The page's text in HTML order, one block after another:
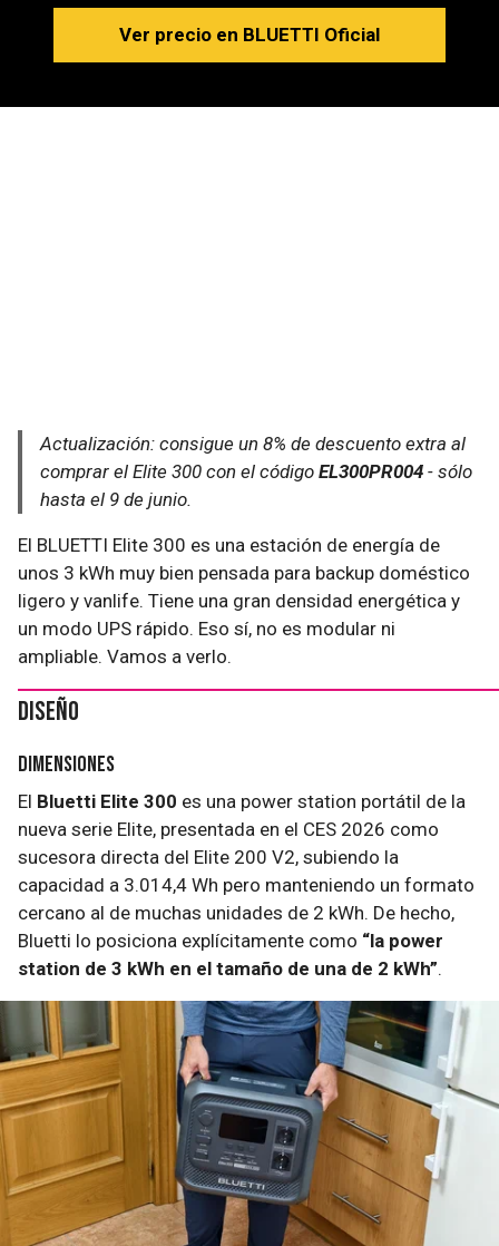
Ver precio en BLUETTI Oficial
Actualización: consigue un 8% de descuento extra al
comprar el Elite 300 con el código EL300PR004 - sólo
hasta el 9 de junio.
El BLUETTI Elite 300 es una estación de energía de
unos 3 kWh muy bien pensada para backup doméstico
ligero y vanlife. Tiene una gran densidad energética y
un modo UPS rápido. Eso sí, no es modular ni
ampliable. Vamos a verlo.
Diseño
Dimensiones
El Bluetti Elite 300 es una power station portátil de la
nueva serie Elite, presentada en el CES 2026 como
sucesora directa del Elite 200 V2, subiendo la
capacidad a 3.014,4 Wh pero manteniendo un formato
cercano al de muchas unidades de 2 kWh. De hecho,
Bluetti lo posiciona explícitamente como “la power
station de 3 kWh en el tamaño de una de 2 kWh”.